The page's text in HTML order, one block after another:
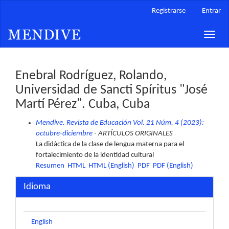
principal
Barra
Registrarse Entrar
Toggle
Enebral Rodríguez, Rolando,
Universidad de Sancti Spíritus "José
Martí Pérez". Cuba, Cuba
Mendive. Revista de Educación Vol. 21 Núm. 4 (2023):
octubre-diciembre - ARTÍCULOS ORIGINALES
La didáctica de la clase de lengua materna para el
fortalecimiento de la identidad cultural
Resumen HTML HTML (English) PDF PDF (English)
Idioma
English